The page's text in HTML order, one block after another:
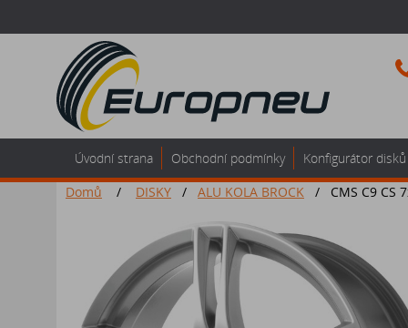
Úvodní strana Obchodní podmínky Konfigurátor disků
Domů
/ DISKY / ALU KOLA BROCK / CMS C9 CS